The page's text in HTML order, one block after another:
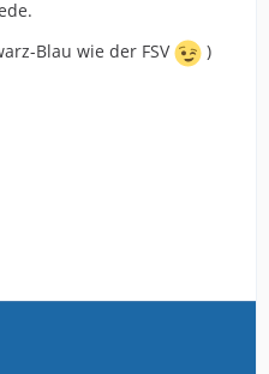
Blau wie der FSV
)